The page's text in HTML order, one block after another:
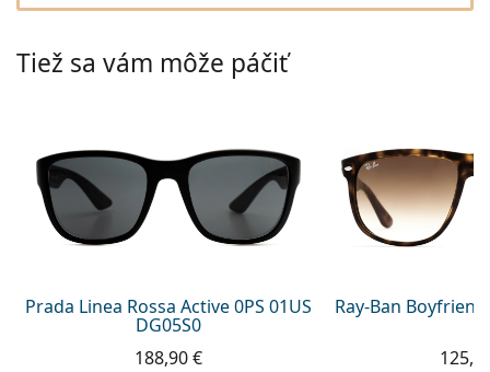
Persol
Všetky roztoky
Tiež sa vám môže páčiť
Prada Linea Rossa Active 0PS 01US
DG05S0
188,90 €
Ray-Ban